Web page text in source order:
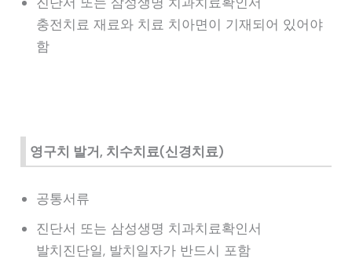
충전치료 재료와 치료 치아면이 기재되어 있어야
함
영구치 발거, 치수치료(신경치료)
공통서류
진단서 또는 삼성생명 치과치료확인서
발치진단일, 발치일자가 반드시 포함